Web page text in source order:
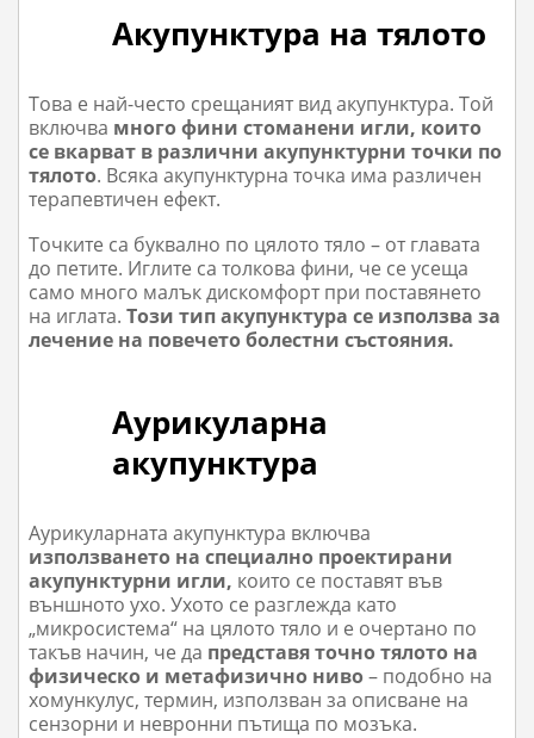
Акупунктура на тялото
Това е най-често срещаният вид акупунктура. Той
включва много фини стоманени игли, които
се вкарват в различни акупунктурни точки по
тялото. Всяка акупунктурна точка има различен
терапевтичен ефект.
Точките са буквално по цялото тяло – от главата
до петите. Иглите са толкова фини, че се усеща
само много малък дискомфорт при поставянето
на иглата.Този тип акупунктура се използва за
лечение на повечето болестни състояния.
Аурикуларна
акупунктура
Аурикуларната акупунктура включва
използването на специално проектирани
акупунктурни игли, които се поставят във
външното ухо. Ухото се разглежда като
„микросистема“ на цялото тяло и е очертано по
такъв начин, че да представя точно тялото на
физическо и метафизично ниво– подобно на
хомункулус, термин, използван за описване на
сензорни и невронни пътища по мозъка.